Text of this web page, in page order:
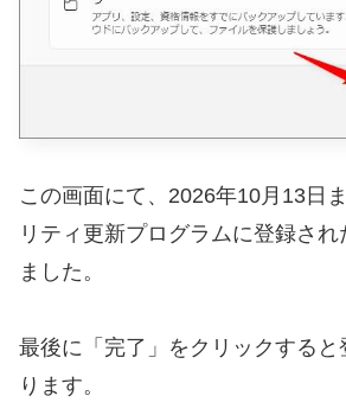
この画面にて、2026年10月13日
リティ更新プログラムに登録され
ました。
最後に「完了」をクリックすると
ります。